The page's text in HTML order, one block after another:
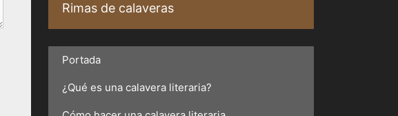
Rimas de calaveras
Portada
¿Qué es una calavera literaria?